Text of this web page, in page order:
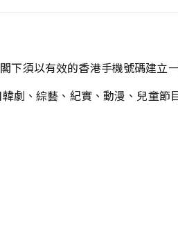
下須以有效的香港手機號碼建立
劇、綜藝、紀實、動漫、兒童節